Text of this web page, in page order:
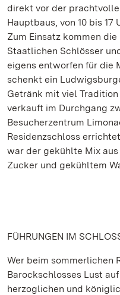
direkt vor der
Hauptbaus, von 10 bis
Zum Einsatz kommen
Staatlichen Schlösser
eigens entworfen für die
schenkt ein
Getränk mit viel Tradition
verkauft im Durchgang
Besucherzentrum
Residenzschloss
war der gekühlte Mix
Zucker und gekühltem
FÜHRUNGEN IM
Wer beim sommerlichen
Barockschlosses Lust
herzoglichen und